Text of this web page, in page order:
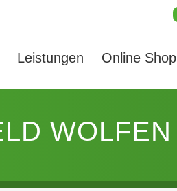
Leistungen Online Shop
WOLFEN